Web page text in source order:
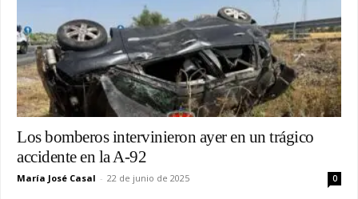
Los bomberos intervinieron ayer en un trágico
accidente en la A-92
María José Casal - 22 de junio de 2025 0